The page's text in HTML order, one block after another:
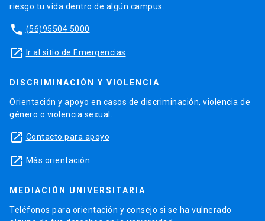
riesgo tu vida dentro de algún campus.
phone (56)95504 5000
launch Ir al sitio de Emergencias
DISCRIMINACIÓN Y VIOLENCIA
Orientación y apoyo en casos de discriminación, violencia de
género o violencia sexual.
launch Contacto para apoyo
launch Más orientación
MEDIACIÓN UNIVERSITARIA
Teléfonos para orientación y consejo si se ha vulnerado